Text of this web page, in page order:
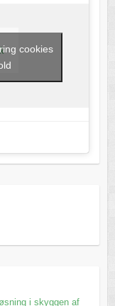
cookies
i skyggen af